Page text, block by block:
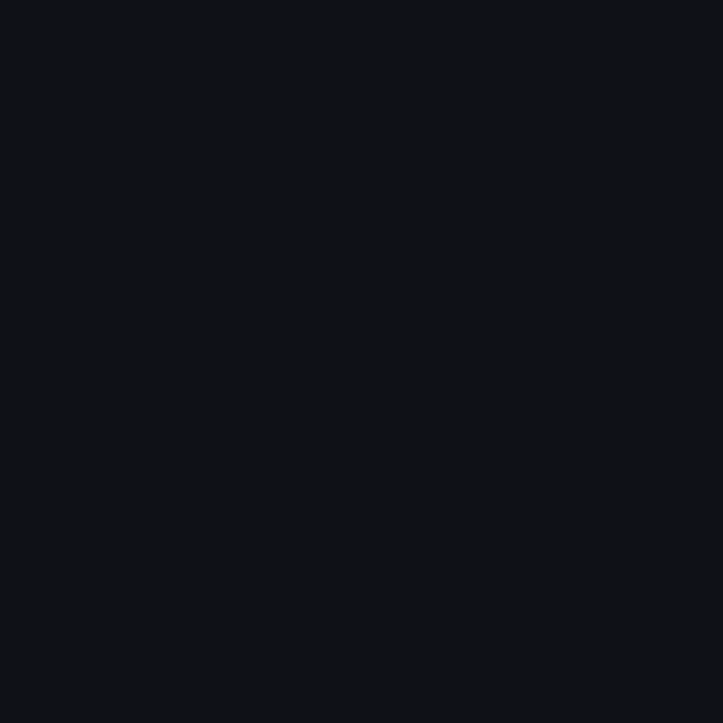
B2B ne savent pas expliquer ce qu’elles font
des deals malgré un bon produit ?
pour une startup B2B ?
un problème de messaging ?
perdent des deals non pas à cause de leur produit, mais parce qu’elles n’arrivent pas à
le pitch deck. C’est l’absence de structure dans le messaging. Cet article explique pourquoi, et
perdent-elles des deals malgré un bon produit ?
Série A, recruté une équipe commerciale, et lancé ses premières campagnes. Le produit
Mais les deals stagnent. Le pipeline ne convertit pas au rythme attendu.
augmenter le budget publicitaire, refaire le site web. Rarement, très rarement, le